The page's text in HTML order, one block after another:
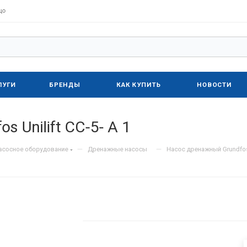
БРЕНДЫ КАК КУПИТЬ НОВОСТИ
Unilift CC-5- A 1
оборудование — Дренажные насосы — Насос дренажный